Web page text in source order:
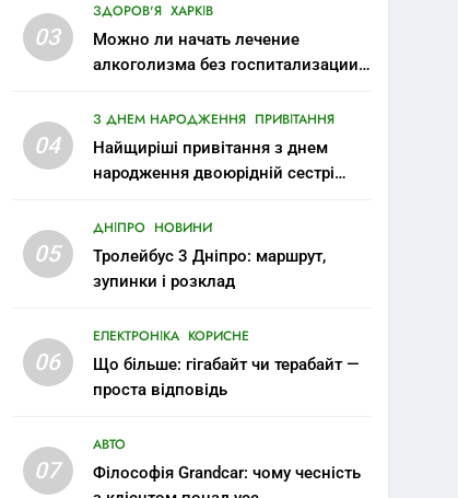
03
ЗДОРОВ'Я ХАРКІВ
Можно ли начать лечение
алкоголизма без госпитализации:
04
З ДНЕМ НАРОДЖЕННЯ ПРИВІТАННЯ
Найщиріші привітання з днем
народження двоюрідній сестрі
05
ДНІПРО НОВИНИ
Тролейбус 3 Дніпро: маршрут,
зупинки і розклад
06
ЕЛЕКТРОНІКА КОРИСНЕ
Що більше: гігабайт чи терабайт —
проста відповідь
07
АВТО
Філософія Grandcar: чому чесність